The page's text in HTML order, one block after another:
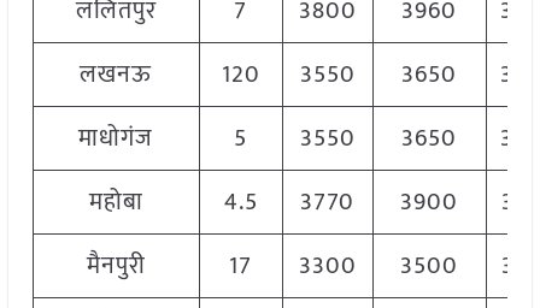
ललितपुर
7 3800 3960
लखनऊ
120 3550 3650
माधोगंज
5 3550 3650
महोबा
4.5 3770 3900
मैनपुरी
17 3300 3500